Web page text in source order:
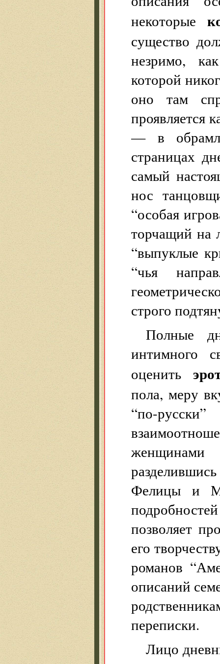
некоторые
существо
незримо,
которой
оно там
проявляется
— в
страницах
самый
нос
“особая
торчащий на
“выпуклые
“чья
строго
Полные
интимного
оценить
пола, меру
“по-
Фелицы и
позволяет
его
романов
описаний
переписки.
Лицо